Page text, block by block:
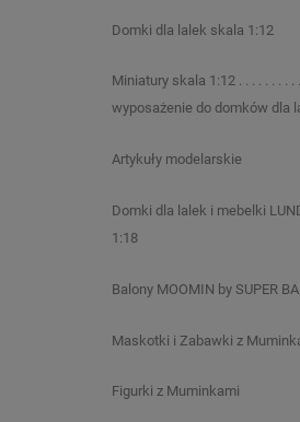
Domki dla lalek skala 1:12
Miniatury skala 1:12 . . . . . . . . .
wyposażenie do domków dla
Artykuły modelarskie
Domki dla lalek i mebelki
1:18
Balony MOOMIN by SUPER
Maskotki i Zabawki z
Figurki z Muminkami